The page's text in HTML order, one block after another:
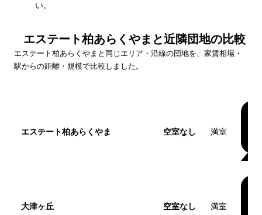
い。
エステート柏あらくやま と近隣団地の比較
エステート柏あらくやま と同じエリア・沿線の団地を、家賃相場・
駅からの距離・規模で比較しました。
エステート柏あらくやま 空室なし 満室
大津ヶ丘 空室なし 満室